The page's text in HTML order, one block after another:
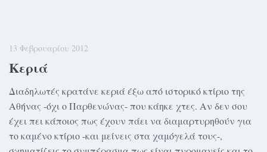
13 Φεβρουαρίου 2012
Κεριά
Διαδηλωτές κρατάνε κεριά έξω από ιστορικό κτίριο της
Αθήνας -όχι ο Παρθενώνας- που κάηκε χτες. Αν δεν σου
έχει πει κάποιος πως έχουν πάει να διαμαρτυρηθούν για
το καμένο κτίριο -και μείνεις στα χαμόγελά τους-,